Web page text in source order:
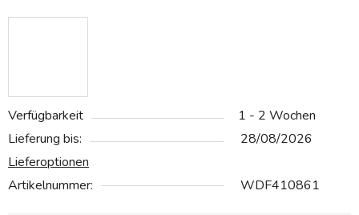
Verfügbarkeit
1 - 2 Wochen
Lieferung bis:
28/08/2026
Lieferoptionen
Artikelnummer:
WDF410861